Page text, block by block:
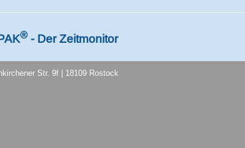
®- Der Zeitmonitor
Str. 9f | 18109 Rostock